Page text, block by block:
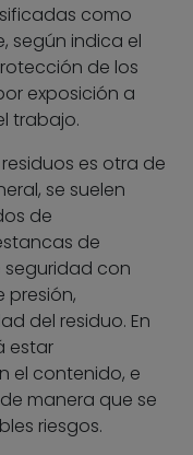
como
según indica el
de los
exposición a
trabajo.
es otra de
se suelen
de
de
seguridad con
del residuo. En
estar
el contenido, e
manera que se
riesgos.